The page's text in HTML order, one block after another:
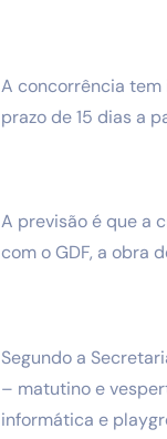
A concorrência tem
prazo de 15 dias a
A previsão é que a
com o GDF, a obra
Segundo a
– matutino e
informática e